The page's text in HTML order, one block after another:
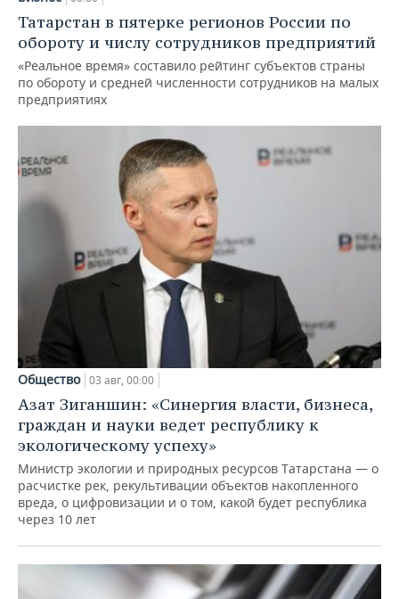
Татарстан в пятерке регионов России по
обороту и числу сотрудников предприятий
«Реальное время» составило рейтинг субъектов страны
по обороту и средней численности сотрудников на малых
предприятиях
Общество 03 авг, 00:00
Азат Зиганшин: «Синергия власти, бизнеса,
граждан и науки ведет республику к
экологическому успеху»
Министр экологии и природных ресурсов Татарстана — о
расчистке рек, рекультивации объектов накопленного
вреда, о цифровизации и о том, какой будет республика
через 10 лет